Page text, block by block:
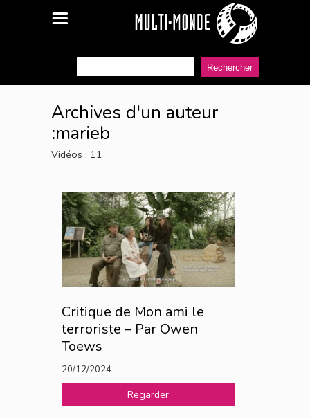
Archives d'un auteur
:marieb
Vidéos : 11
Critique de Mon ami le
terroriste – Par Owen
Toews
20/12/2024
Regarder